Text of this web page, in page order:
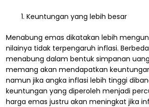
Keuntungan yang lebih besar
Menabung emas dikatakan lebih
nilainya tidak terpengaruh inflasi.
menabung dalam bentuk simpanan uang
memang akan mendapatkan
namun jika angka inflasi lebih tinggi
keuntungan yang diperoleh menjadi
harga emas justru akan meningkat jika